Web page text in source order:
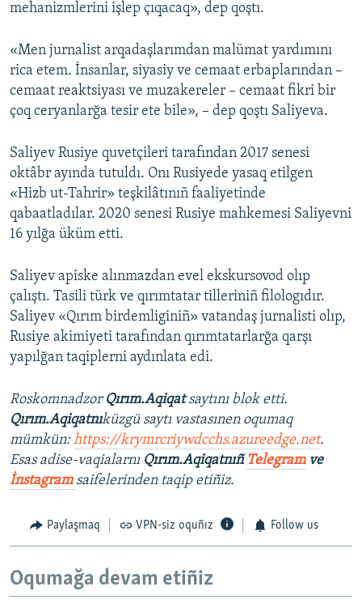
mehanizmlerini işlep çıqacaq», dep qoştı.
«Men jurnalist arqadaşlarımdan malümat yardımını
rica etem. İnsanlar, siyasiy ve cemaat erbaplarından –
cemaat reaktsiyası ve muzakereler – cemaat fikri bir
çoq ceryanlarğa tesir ete bile», – dep qoştı Saliyeva.
Saliyev Rusiye quvetçileri tarafından 2017 senesi
oktâbr ayında tutuldı. Onı Rusiyede yasaq etilgen
«Hizb ut-Tahrir» teşkilâtınıñ faaliyetinde
qabaatladılar. 2020 senesi Rusiye mahkemesi Saliyevni
16 yılğa üküm etti.
Saliyev apiske alınmazdan evel ekskursovod olıp
çalıştı. Tasili türk ve qırımtatar tilleriniñ filologıdır.
Saliyev «Qırım birdemliginiñ» vatandaş jurnalisti olıp,
Rusiye akimiyeti tarafından qırımtatarlarğa qarşı
yapılğan taqiplerni aydınlata edi.
Roskomnadzor Qırım.Aqiqatsaytını blok etti.
Qırım.Aqiqatnıküzgü saytı vastasınen oqumaq
mümkün:https://krymrcriywdcchs.azureedge.net.
Esas adise-vaqialarnı Qırım.Aqiqatnıñ Telegramve
İnstagram saifelerinden taqip etiñiz.
Paylaşmaq VPN-siz oquñız Follow us
Oqumağa devam etiñiz